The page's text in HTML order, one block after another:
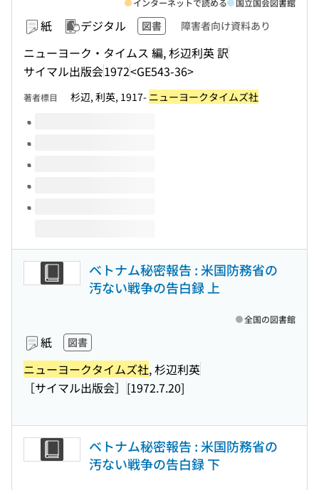
紙 デジタル 図書 障害者向け資料あり
ニューヨーク・タイムス 編, 杉辺利英 訳
サイマル出版会1972<GE543-36>
インターネットで読める 国立国会図書館
著者標目 杉辺, 利英, 1917- ニューヨークタイムズ社
このタイトルの巻号
ベトナム秘密報告 : 米国防務省の
汚ない戦争の告白録 上
紙 図書
ニューヨークタイムズ社, 杉辺利英
［サイマル出版会］ [1972.7.20]
全国の図書館
ベトナム秘密報告 : 米国防務省の
汚ない戦争の告白録 下